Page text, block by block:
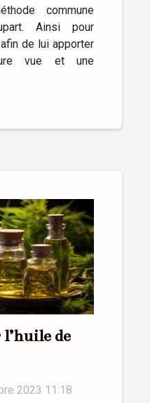
commune
Ainsi pour
de lui apporter
vue et une
de
2023 11:18